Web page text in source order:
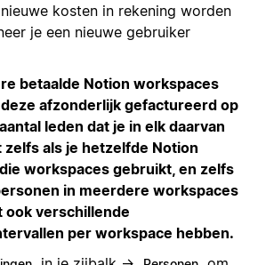
kosten in rekening worden
je een nieuwe gebruiker
betaalde Notion workspaces
afzonderlijk gefactureerd op
leden dat je in elk daarvan
zelfs als je hetzelfde Notion
workspaces gebruikt, en zelfs
in meerdere workspaces
ook verschillende
per workspace hebben.